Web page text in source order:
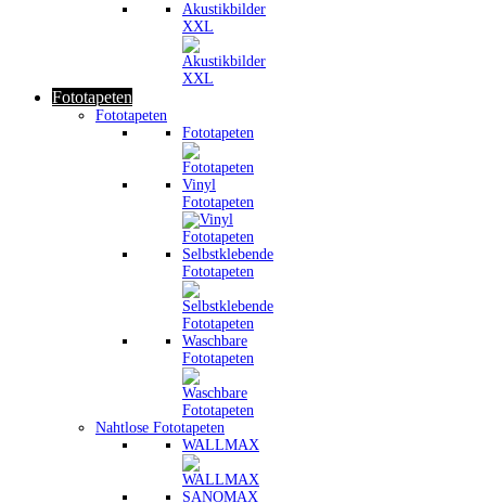
Akustikbilder
XXL
Fototapeten
Fototapeten
Fototapeten
Vinyl
Fototapeten
Selbstklebende
Fototapeten
Waschbare
Fototapeten
Nahtlose Fototapeten
WALLMAX
SANOMAX